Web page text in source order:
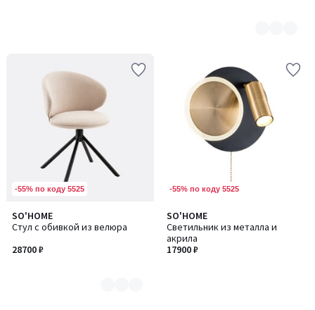
-55% по коду 5525
SO'HOME
Стул с обивкой из велюра
28700 ₽
Количество
цветов:
3
-55% по коду 5525
SO'HOME
Светильник из металла и
акрила
17900 ₽